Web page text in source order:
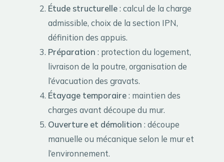
Étude structurelle: calcul de la charge
admissible, choix de la section IPN,
définition des appuis.
Préparation : protection du logement,
livraison de la poutre, organisation de
l’évacuation des gravats.
Étayage temporaire: maintien des
charges avant découpe du mur.
Ouverture et démolition : découpe
manuelle ou mécanique selon le mur et
l’environnement.